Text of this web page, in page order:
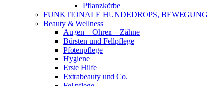
Pflanzkörbe
FUNKTIONALE HUNDEDROPS, BEWEGUNG
Beauty & Wellness
Augen – Ohren – Zähne
Bürsten und Fellpflege
Pfotenpflege
Hygiene
Erste Hilfe
Extrabeauty und Co.